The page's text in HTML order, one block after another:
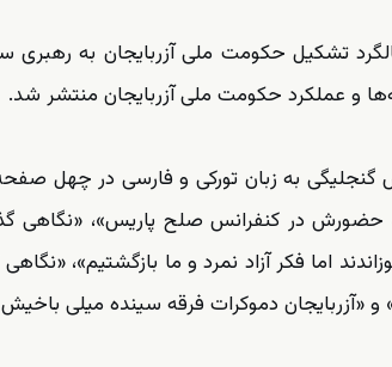
تشکیل حکومت ملی آزربایجان به
و عملکرد حکومت ملی آزربایجان منتشر شد.
به زبان تورکی و فارسی در چهل صفحه
و حضورش در کنفرانس صلح پاریس»،
آذر ۱۳۲۵ کتاب‌ها را سوزاندند اما فکر آزاد نمرد و ما
و «آزربایجان دموکرات فرقه سینده میلی